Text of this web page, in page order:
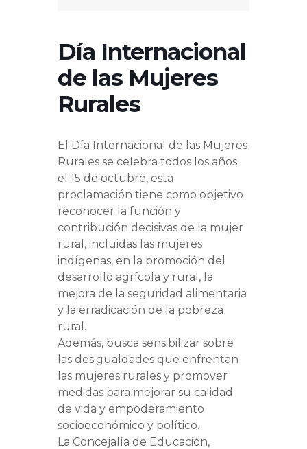
Día Internacional
de las Mujeres
Rurales
El Día Internacional de las Mujeres
Rurales se celebra todos los años
el 15 de octubre, esta
proclamación tiene como objetivo
reconocer la función y
contribución decisivas de la mujer
rural, incluidas las mujeres
indígenas, en la promoción del
desarrollo agrícola y rural, la
mejora de la seguridad alimentaria
y la erradicación de la pobreza
rural.
Además, busca sensibilizar sobre
las desigualdades que enfrentan
las mujeres rurales y promover
medidas para mejorar su calidad
de vida y empoderamiento
socioeconómico y político.
La Concejalía de Educación,